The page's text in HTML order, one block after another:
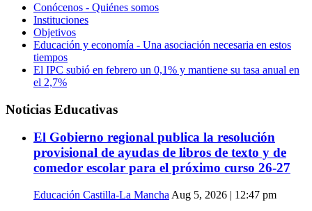
Conócenos - Quiénes somos
Instituciones
Objetivos
Educación y economía - Una asociación necesaria en estos
tiempos
El IPC subió en febrero un 0,1% y mantiene su tasa anual en
el 2,7%
Noticias Educativas
El Gobierno regional publica la resolución
provisional de ayudas de libros de texto y de
comedor escolar para el próximo curso 26-27
Educación Castilla-La Mancha Aug 5, 2026 | 12:47 pm